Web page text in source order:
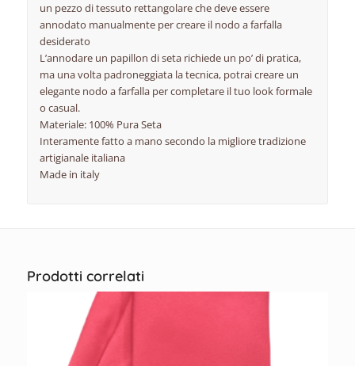
un pezzo di tessuto rettangolare che deve essere
annodato manualmente per creare il nodo a farfalla
desiderato
L’annodare un papillon di seta richiede un po’ di pratica,
ma una volta padroneggiata la tecnica, potrai creare un
elegante nodo a farfalla per completare il tuo look formale
o casual.
Materiale: 100% Pura Seta
Interamente fatto a mano secondo la migliore tradizione
artigianale italiana
Made in italy
Prodotti correlati